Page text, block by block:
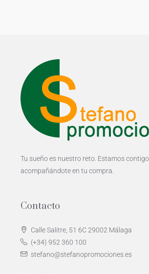
Tu sueño es nuestro reto. Estamos contigo,
acompañándote en tu compra.
Contacto
Calle Salitre, 51 6C 29002 Málaga
(+34) 952 360 100
stefano@stefanopromociones.es